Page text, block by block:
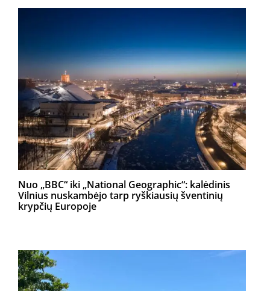
Nuo „BBC“ iki „National Geographic“: kalėdinis
Vilnius nuskambėjo tarp ryškiausių šventinių
krypčių Europoje